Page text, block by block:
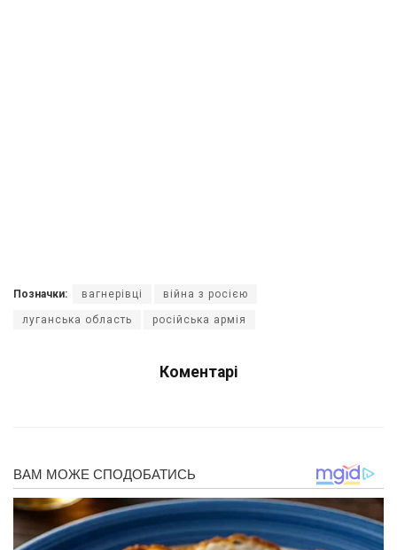
Позначки: вагнерівці війна з росією
луганська область російська армія
Коментарі